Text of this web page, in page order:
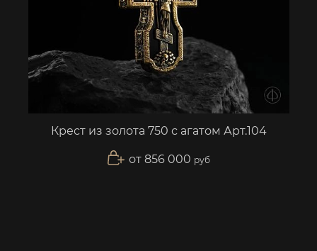
Крест из золота 750 с агатом Арт.104
от 856 000 руб